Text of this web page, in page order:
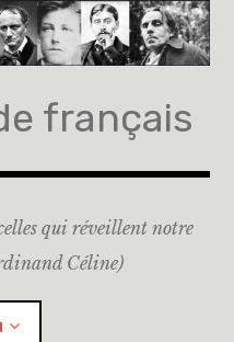
français
qui réveillent notre
Céline)